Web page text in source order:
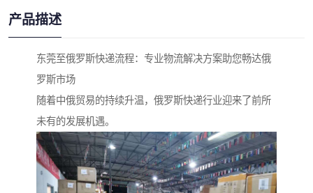
产品描述
东莞至俄罗斯快递流程：专业物流解决方案助您畅达俄
罗斯市场
随着中俄贸易的持续升温，俄罗斯快递行业迎来了前所
未有的发展机遇。